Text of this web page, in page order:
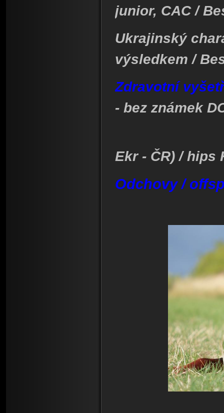
junior, CAC /
Ukrajinský
výsledkem /
Zdravotní
- bez známek
Ekr - ČR) / hips
Odchovy /